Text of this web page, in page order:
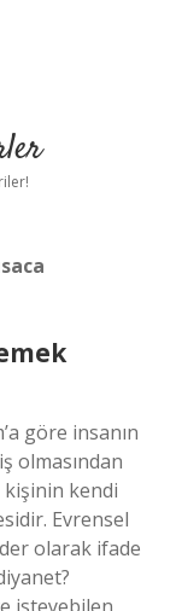
göre insanın
olmasından
kişinin kendi
Evrensel
olarak ifade